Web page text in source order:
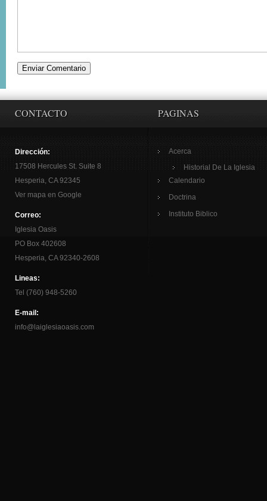
CONTACTO
Dirección:
17508 Hercules St. Suite 8
Hesperia, CA 92345
Ver mapa en Google
Correo:
Iglesia Oasis
PO Box 402608
Hesperia, CA 92340-2608
Lineas:
Tel (760) 948-5260
E-mail:
info@laiglesiaoasis.com
PAGINAS
Acerca
Historial De La Iglesia
Calendario
Doctrina
Instituto Biblico